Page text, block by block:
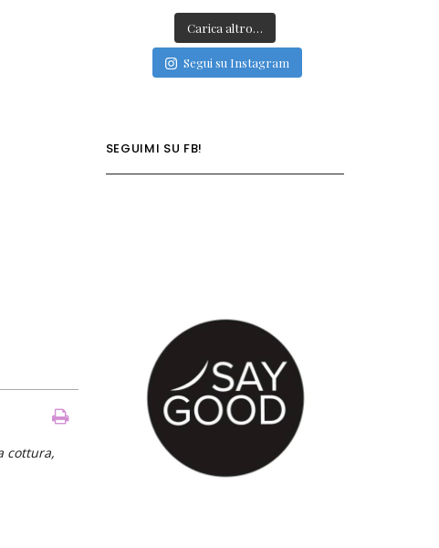
cottura,
Carica altro…
Segui su Instagram
SEGUIMI SU FB!